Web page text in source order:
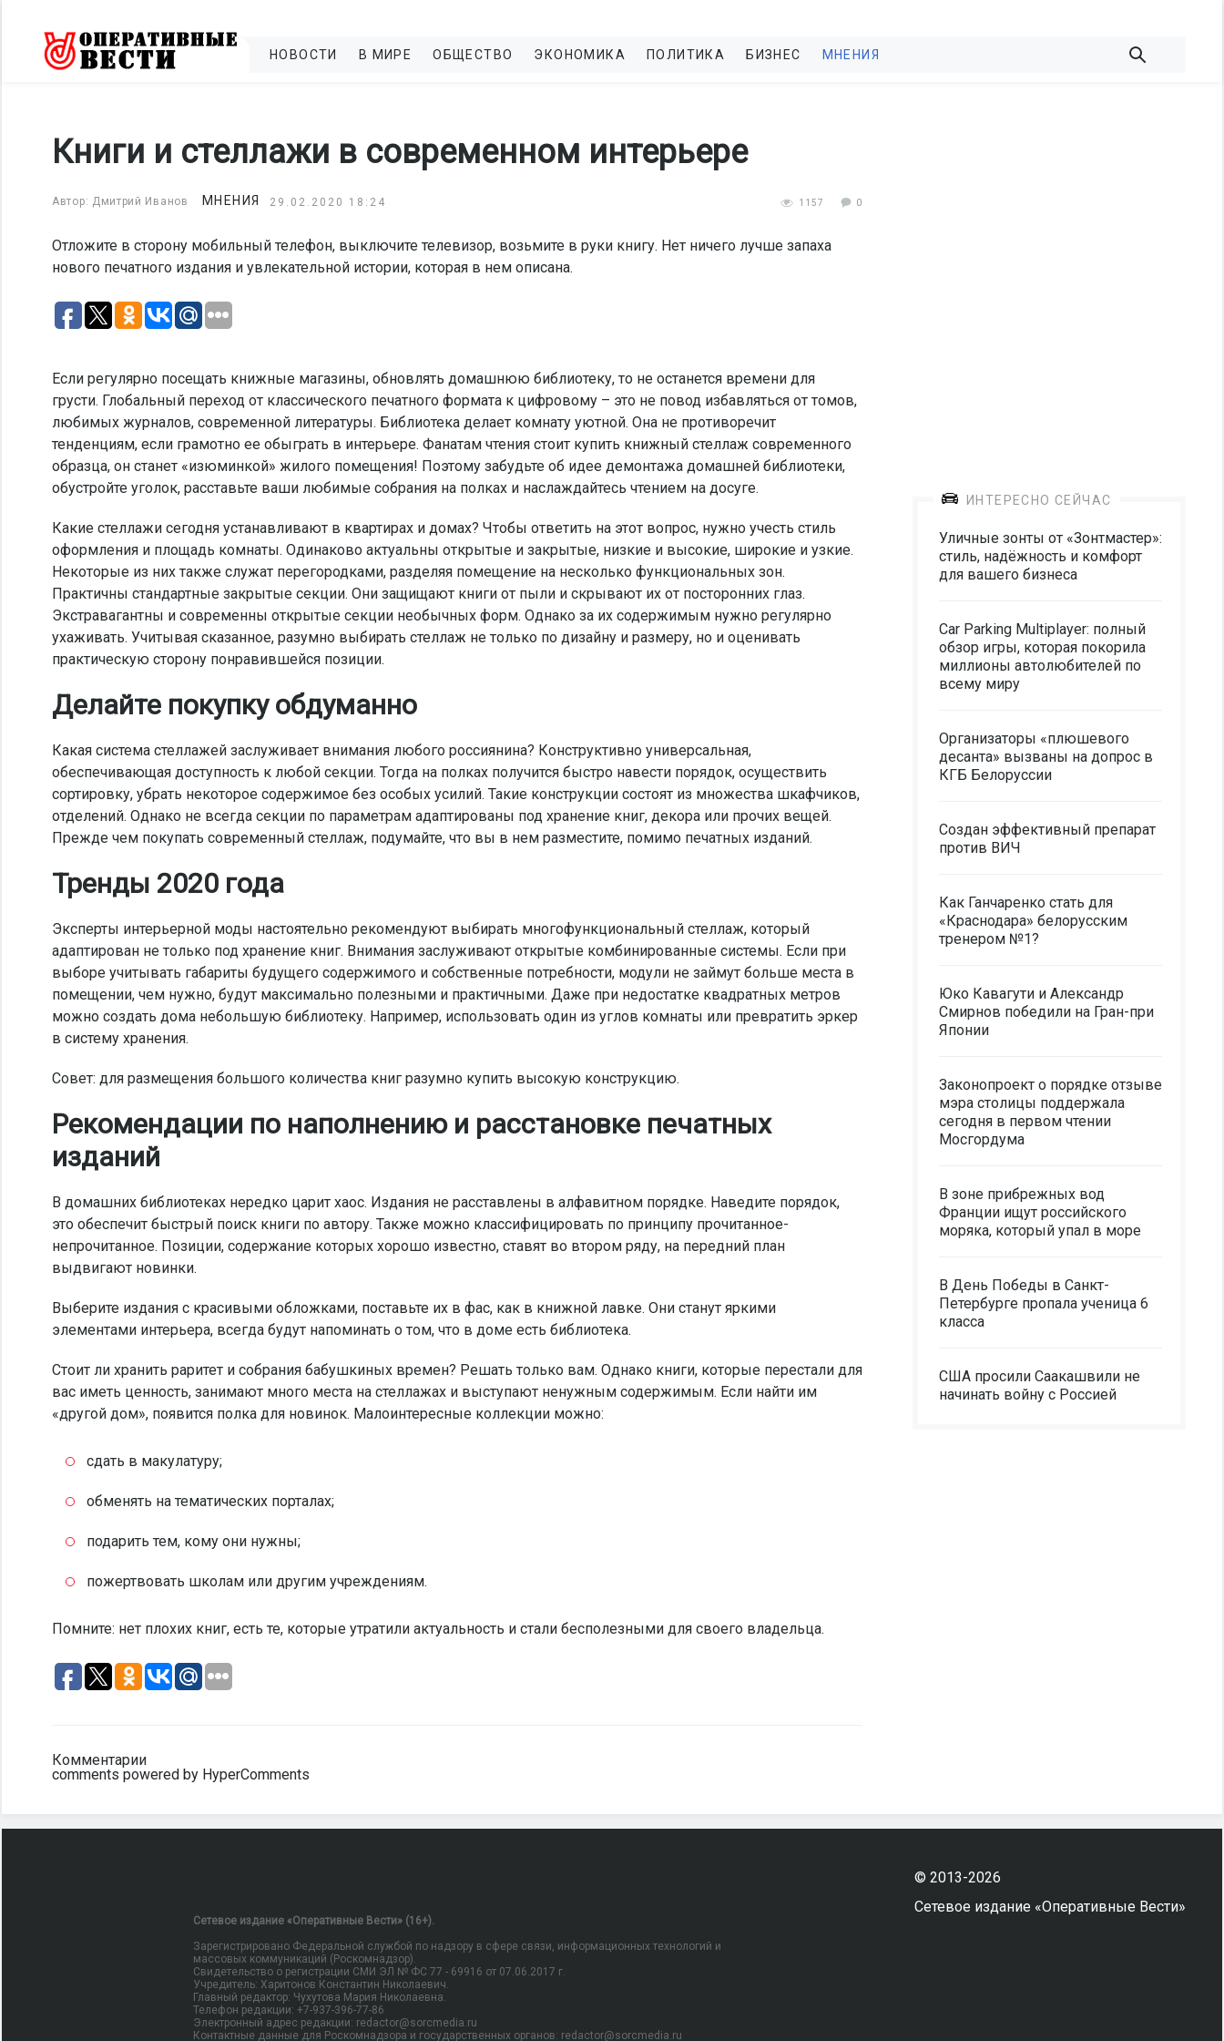
НОВОСТИ В МИРЕ ОБЩЕСТВО ЭКОНОМИКА ПОЛИТИКА БИЗНЕС МНЕНИЯ
Книги и стеллажи в современном интерьере
Автор: Дмитрий Иванов МНЕНИЯ 29.02.2020 18:24 1157 0
Отложите в сторону мобильный телефон, выключите телевизор, возьмите в руки книгу. Нет ничего лучше запаха
нового печатного издания и увлекательной истории, которая в нем описана.
Если регулярно посещать книжные магазины, обновлять домашнюю библиотеку, то не останется времени для
грусти. Глобальный переход от классического печатного формата к цифровому – это не повод избавляться от томов,
любимых журналов, современной литературы. Библиотека делает комнату уютной. Она не противоречит
тенденциям, если грамотно ее обыграть в интерьере. Фанатам чтения стоит купить книжный стеллаж современного
образца, он станет «изюминкой» жилого помещения! Поэтому забудьте об идее демонтажа домашней библиотеки,
обустройте уголок, расставьте ваши любимые собрания на полках и наслаждайтесь чтением на досуге.
Какие стеллажи сегодня устанавливают в квартирах и домах? Чтобы ответить на этот вопрос, нужно учесть стиль
оформления и площадь комнаты. Одинаково актуальны открытые и закрытые, низкие и высокие, широкие и узкие.
Некоторые из них также служат перегородками, разделяя помещение на несколько функциональных зон.
Практичны стандартные закрытые секции. Они защищают книги от пыли и скрывают их от посторонних глаз.
Экстравагантны и современны открытые секции необычных форм. Однако за их содержимым нужно регулярно
ухаживать. Учитывая сказанное, разумно выбирать стеллаж не только по дизайну и размеру, но и оценивать
практическую сторону понравившейся позиции.
Делайте покупку обдуманно
Какая система стеллажей заслуживает внимания любого россиянина? Конструктивно универсальная,
обеспечивающая доступность к любой секции. Тогда на полках получится быстро навести порядок, осуществить
сортировку, убрать некоторое содержимое без особых усилий. Такие конструкции состоят из множества шкафчиков,
отделений. Однако не всегда секции по параметрам адаптированы под хранение книг, декора или прочих вещей.
Прежде чем покупать современный стеллаж, подумайте, что вы в нем разместите, помимо печатных изданий.
Тренды 2020 года
Эксперты интерьерной моды настоятельно рекомендуют выбирать многофункциональный стеллаж, который
адаптирован не только под хранение книг. Внимания заслуживают открытые комбинированные системы. Если при
выборе учитывать габариты будущего содержимого и собственные потребности, модули не займут больше места в
помещении, чем нужно, будут максимально полезными и практичными. Даже при недостатке квадратных метров
можно создать дома небольшую библиотеку. Например, использовать один из углов комнаты или превратить эркер
в систему хранения.
Совет: для размещения большого количества книг разумно купить высокую конструкцию.
Рекомендации по наполнению и расстановке печатных
изданий
В домашних библиотеках нередко царит хаос. Издания не расставлены в алфавитном порядке. Наведите порядок,
это обеспечит быстрый поиск книги по автору. Также можно классифицировать по принципу прочитанное-
непрочитанное. Позиции, содержание которых хорошо известно, ставят во втором ряду, на передний план
выдвигают новинки.
Выберите издания с красивыми обложками, поставьте их в фас, как в книжной лавке. Они станут яркими
элементами интерьера, всегда будут напоминать о том, что в доме есть библиотека.
Стоит ли хранить раритет и собрания бабушкиных времен? Решать только вам. Однако книги, которые перестали для
вас иметь ценность, занимают много места на стеллажах и выступают ненужным содержимым. Если найти им
«другой дом», появится полка для новинок. Малоинтересные коллекции можно:
сдать в макулатуру;
обменять на тематических порталах;
подарить тем, кому они нужны;
пожертвовать школам или другим учреждениям.
Помните: нет плохих книг, есть те, которые утратили актуальность и стали бесполезными для своего владельца.
Комментарии
comments powered by HyperComments
ИНТЕРЕСНО СЕЙЧАС
Уличные зонты от «Зонтмастер»:
стиль, надёжность и комфорт
для вашего бизнеса
Car Parking Multiplayer: полный
обзор игры, которая покорила
миллионы автолюбителей по
всему миру
Организаторы «плюшевого
десанта» вызваны на допрос в
КГБ Белоруссии
Создан эффективный препарат
против ВИЧ
Как Ганчаренко стать для
«Краснодара» белорусским
тренером №1?
Юко Кавагути и Александр
Смирнов победили на Гран-при
Японии
Законопроект о порядке отзыве
мэра столицы поддержала
сегодня в первом чтении
Мосгордума
В зоне прибрежных вод
Франции ищут российского
моряка, который упал в море
В День Победы в Санкт-
Петербурге пропала ученица 6
класса
США просили Саакашвили не
начинать войну с Россией
Сетевое издание «Оперативные Вести» (16+).
Зарегистрировано Федеральной службой по надзору в сфере связи, информационных технологий и
массовых коммуникаций (Роскомнадзор).
Свидетельство о регистрации СМИ ЭЛ № ФС 77 - 69916 от 07.06.2017 г.
Учредитель: Харитонов Константин Николаевич.
Главный редактор: Чухутова Мария Николаевна.
Телефон редакции: +7-937-396-77-86
Электронный адрес редакции: redactor@sorcmedia.ru
Контактные данные для Роскомнадзора и государственных органов: redactor@sorcmedia.ru
© 2013-2026
Сетевое издание «Оперативные Вести»